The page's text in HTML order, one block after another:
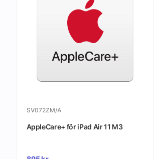
SV072ZM/A
AppleCare+ för iPad Air 11 M3